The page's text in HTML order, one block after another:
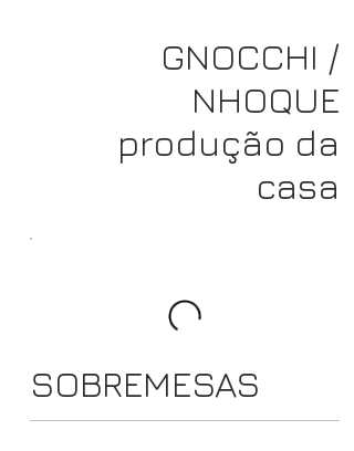
GNOCCHI /
NHOQUE
produção da
casa
SOBREMESAS